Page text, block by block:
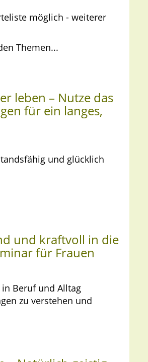
möglich - weiterer
Themen...
leben – Nutze das
für ein langes,
und glücklich
und kraftvoll in die
für Frauen
Beruf und Alltag
zu verstehen und